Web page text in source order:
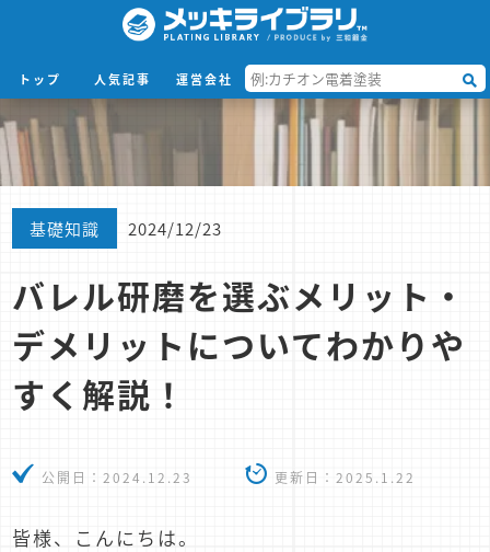
トップ 人気記事 運営会社
基礎知識 2024/12/23
バレル研磨を選ぶメリット・
デメリットについてわかりや
すく解説！
公開日：2024.12.23 更新日： 2025.1.22
皆様、こんにちは。